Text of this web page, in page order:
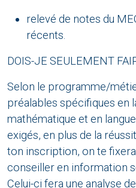
relevé de notes du
récents.
DOIS-JE SEULEMENT
Selon le programme/
préalables spécifiques en
mathématique et en
exigés, en plus de la
ton inscription, on te
conseiller en information
Celui-ci fera une analyse